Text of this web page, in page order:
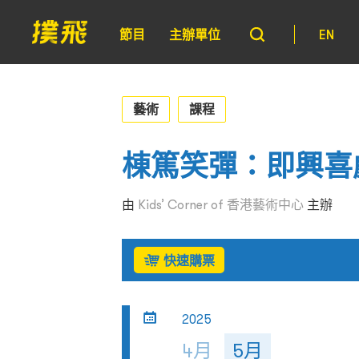
節目 主辦單位 EN
藝術 課程
棟篤笑彈：即興
由 Kids’ Corner of 香港藝術中心 主辦
快速購票
2025
4月 5月